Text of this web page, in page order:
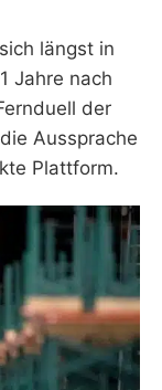
längst in
Jahre nach
der
Aussprache
Plattform.